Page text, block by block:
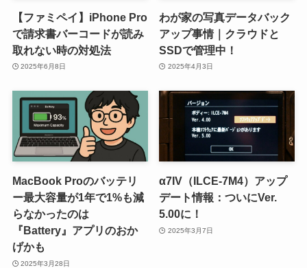
【ファミペイ】iPhone Pro
で請求書バーコードが読み
取れない時の対処法
2025年6月8日
わが家の写真データバック
アップ事情｜クラウドと
SSDで管理中！
2025年4月3日
MacBook Proのバッテリ
ー最大容量が1年で1%も減
らなかったのは
『Battery』アプリのおか
げかも
2025年3月28日
α7IV（ILCE-7M4）アップ
デート情報：ついにVer.
5.00に！
2025年3月7日